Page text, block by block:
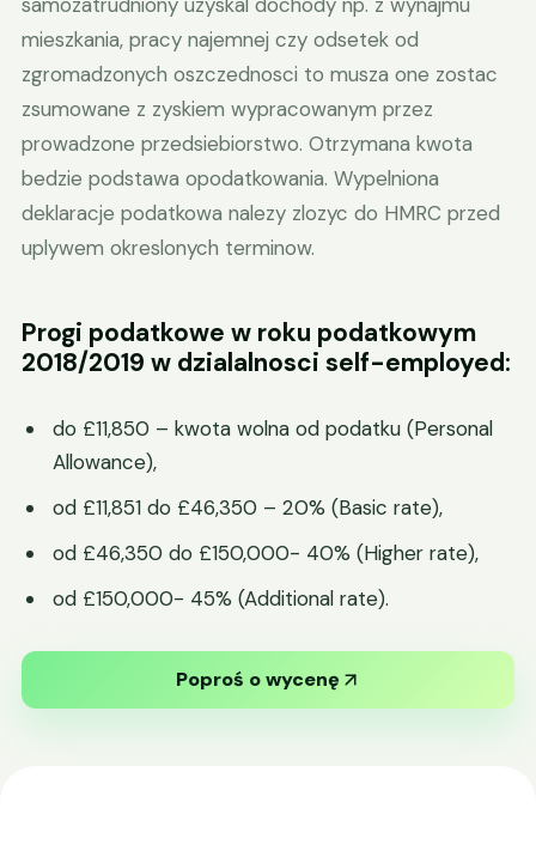
mieszkania, pracy najemnej czy odsetek od
zgromadzonych oszczednosci to musza one zostac
zsumowane z zyskiem wypracowanym przez
prowadzone przedsiebiorstwo. Otrzymana kwota
bedzie podstawa opodatkowania. Wypelniona
deklaracje podatkowa nalezy zlozyc do HMRC przed
uplywem okreslonych terminow.
Progi podatkowe w roku podatkowym
2018/2019 w dzialalnosci self-employed:
do £11,850 – kwota wolna od podatku (Personal
Allowance),
od £11,851 do £46,350 – 20% (Basic rate),
od £46,350 do £150,000- 40% (Higher rate),
od £150,000- 45% (Additional rate).
Poproś o wycenę